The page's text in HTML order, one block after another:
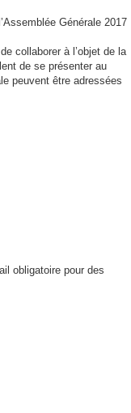
Générale 2017
collaborer à l’objet de la
de se présenter au
peuvent être adressées
obligatoire pour des